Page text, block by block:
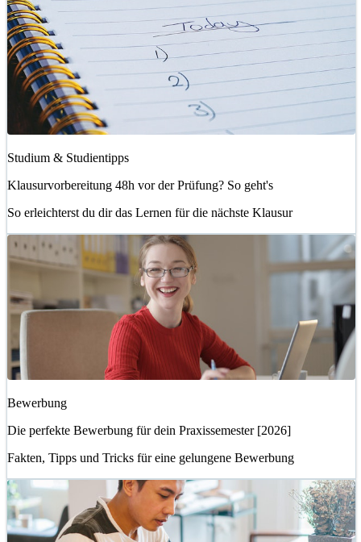
Studium & Studientipps
Klausurvorbereitung 48h vor der Prüfung? So geht's
So erleichterst du dir das Lernen für die nächste Klausur
Bewerbung
Die perfekte Bewerbung für dein Praxissemester [2026]
Fakten, Tipps und Tricks für eine gelungene Bewerbung